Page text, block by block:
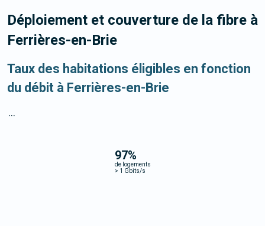
Déploiement et couverture de la fibre à
Ferrières-en-Brie
Taux des habitations éligibles en fonction
du débit à Ferrières-en-Brie
97%
de logements
> 1 Gbits/s
...